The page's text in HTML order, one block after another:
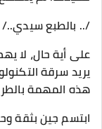
/.. بالطبع سيدي../
على أية حال، لا
يريد سرقة
هذه المهمة
ابتسم جين بثقة